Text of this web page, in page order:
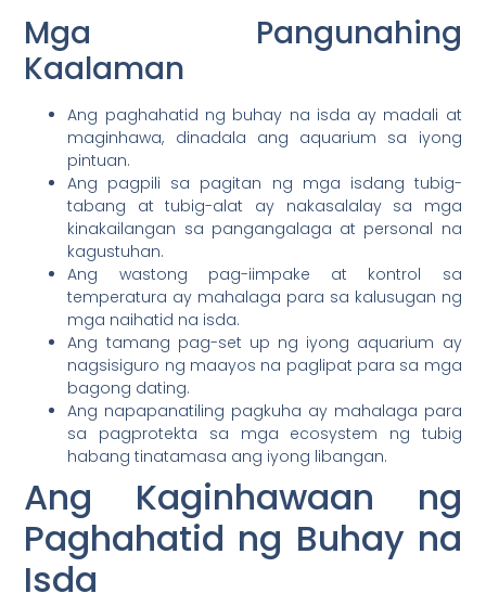
Mga Pangunahing
Kaalaman
Ang paghahatid ng buhay na isda ay madali at
maginhawa, dinadala ang aquarium sa iyong
pintuan.
Ang pagpili sa pagitan ng mga isdang tubig-
tabang at tubig-alat ay nakasalalay sa mga
kinakailangan sa pangangalaga at personal na
kagustuhan.
Ang wastong pag-iimpake at kontrol sa
temperatura ay mahalaga para sa kalusugan ng
mga naihatid na isda.
Ang tamang pag-set up ng iyong aquarium ay
nagsisiguro ng maayos na paglipat para sa mga
bagong dating.
Ang napapanatiling pagkuha ay mahalaga para
sa pagprotekta sa mga ecosystem ng tubig
habang tinatamasa ang iyong libangan.
Ang Kaginhawaan ng
Paghahatid ng Buhay na
Isda